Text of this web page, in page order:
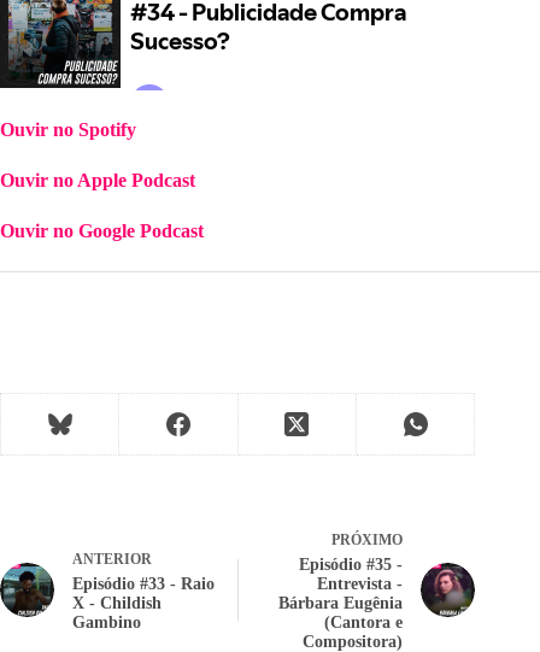
Ouvir no Spotify
Ouvir no Apple Podcast
Ouvir no Google Podcast
ANTERIOR
Episódio #33 - Raio
X - Childish
Gambino
PRÓXIMO
Episódio #35 -
Entrevista -
Bárbara Eugênia
(Cantora e
Compositora)